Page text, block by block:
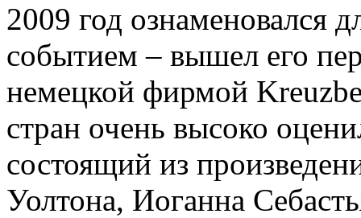
2009 год ознаменовался
событием – вышел его
немецкой фирмой
стран очень высоко
состоящий из
Уолтона, Иоганна